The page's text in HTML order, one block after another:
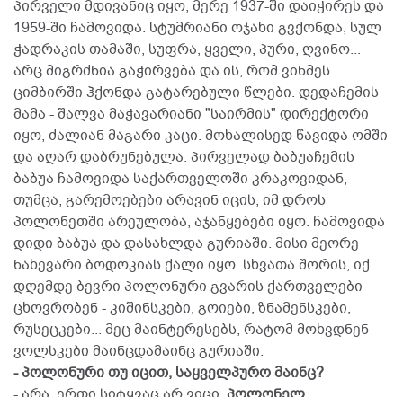
პირველი მდივანიც იყო, მერე 1937-ში დაიჭირეს და
1959-ში ჩამოვიდა. სტუმრიანი ოჯახი გვქონდა, სულ
ჭადრაკის თამაში, სუფრა, ყველი, პური, ღვინო...
არც მიგრძნია გაჭირვება და ის, რომ ვინმეს
ციმბირში ჰქონდა გატარებული წლები. დედაჩემის
მამა - შალვა მაჭავარიანი "საირმის" დირექტორი
იყო, ძალიან მაგარი კაცი. მოხალისედ წავიდა ომში
და აღარ დაბრუნებულა. პირველად ბაბუაჩემის
ბაბუა ჩამოვიდა საქართველოში კრაკოვიდან,
თუმცა, გარემოებები არავინ იცის, იმ დროს
პოლონეთში არეულობა, აჯანყებები იყო. ჩამოვიდა
დიდი ბაბუა და დასახლდა გურიაში. მისი მეორე
ნახევარი ბოდოკიას ქალი იყო. სხვათა შორის, იქ
დღემდე ბევრი პოლონური გვარის ქართველები
ცხოვრობენ - კიშინსკები, გოიები, ზნამენსკები,
რუსეცკები... მეც მაინტერესებს, რატომ მოხვდნენ
ვოლსკები მაინცდამაინც გურიაში.
- პოლონური თუ იცით, საყველპურო მაინც?